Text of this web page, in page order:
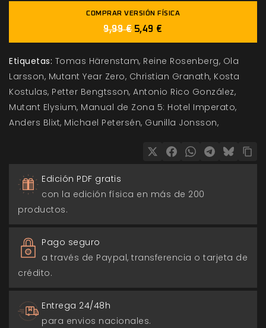
COMPRAR VERSIÓN FÍSICA
9,99 € 5,49 €
Etiquetas: Tomas Härenstam Reine Rosenberg Ola
Larsson Mutant Year Zero Christian Granath Kosta
Kostulas Petter Bengtsson Antonio Rico González
Mutant Elysium Manual de Zona 5: Hotel Imperato
Anders Blixt Michael Petersén Gunilla Jonsson
Edición PDF gratis
con la edición física en más de 200
productos.
Pago seguro
a través de Paypal, transferencia o tarjeta de
crédito.
Entrega 24/48h
para envios nacionales.